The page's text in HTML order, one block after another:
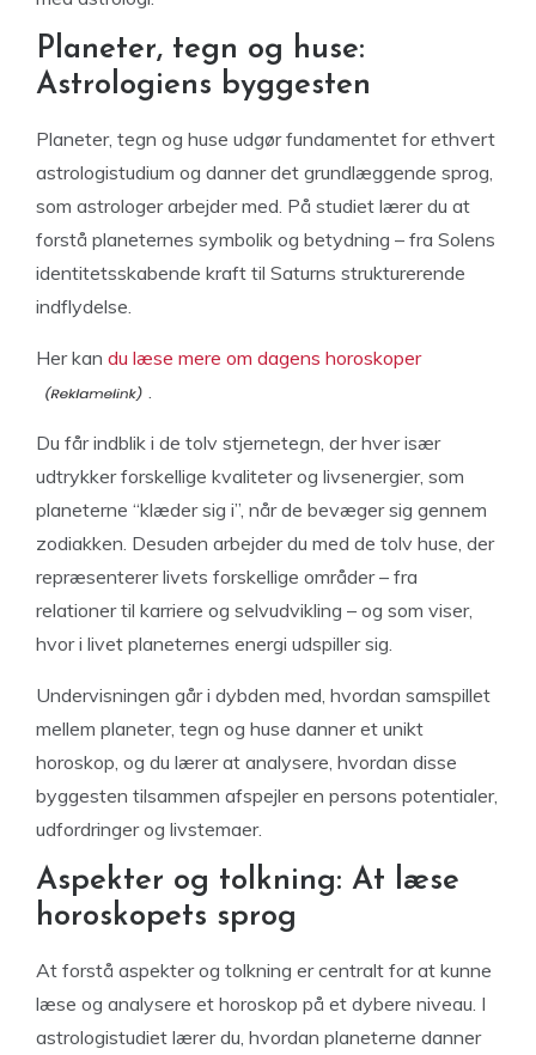
Planeter, tegn og huse:
Astrologiens byggesten
Planeter, tegn og huse udgør fundamentet for ethvert
astrologistudium og danner det grundlæggende sprog,
som astrologer arbejder med. På studiet lærer du at
forstå planeternes symbolik og betydning – fra Solens
identitetsskabende kraft til Saturns strukturerende
indflydelse.
Her kan du læse mere om dagens horoskoper
Du får indblik i de tolv stjernetegn, der hver især
udtrykker forskellige kvaliteter og livsenergier, som
planeterne “klæder sig i”, når de bevæger sig gennem
zodiakken. Desuden arbejder du med de tolv huse, der
repræsenterer livets forskellige områder – fra
relationer til karriere og selvudvikling – og som viser,
hvor i livet planeternes energi udspiller sig.
Undervisningen går i dybden med, hvordan samspillet
mellem planeter, tegn og huse danner et unikt
horoskop, og du lærer at analysere, hvordan disse
byggesten tilsammen afspejler en persons potentialer,
udfordringer og livstemaer.
Aspekter og tolkning: At læse
horoskopets sprog
At forstå aspekter og tolkning er centralt for at kunne
læse og analysere et horoskop på et dybere niveau. I
astrologistudiet lærer du, hvordan planeterne danner